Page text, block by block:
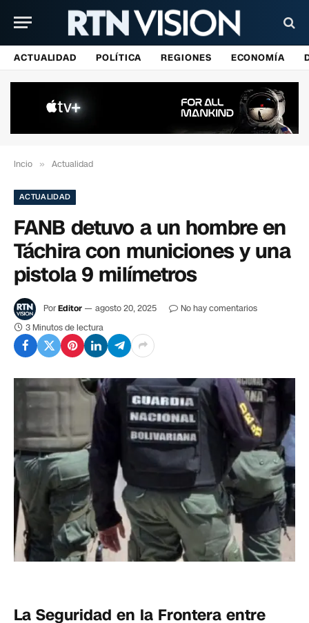
ACTUALIDAD POLÍTICA REGIONES ECONOMÍA
Incio » Actualidad
ACTUALIDAD
FANB detuvo a un hombre en
Táchira con municiones y una
pistola 9 milímetros
PorEditor agosto 20, 2025
No hay comentarios
3 Minutos de lectura
La Seguridad en la Frontera entre